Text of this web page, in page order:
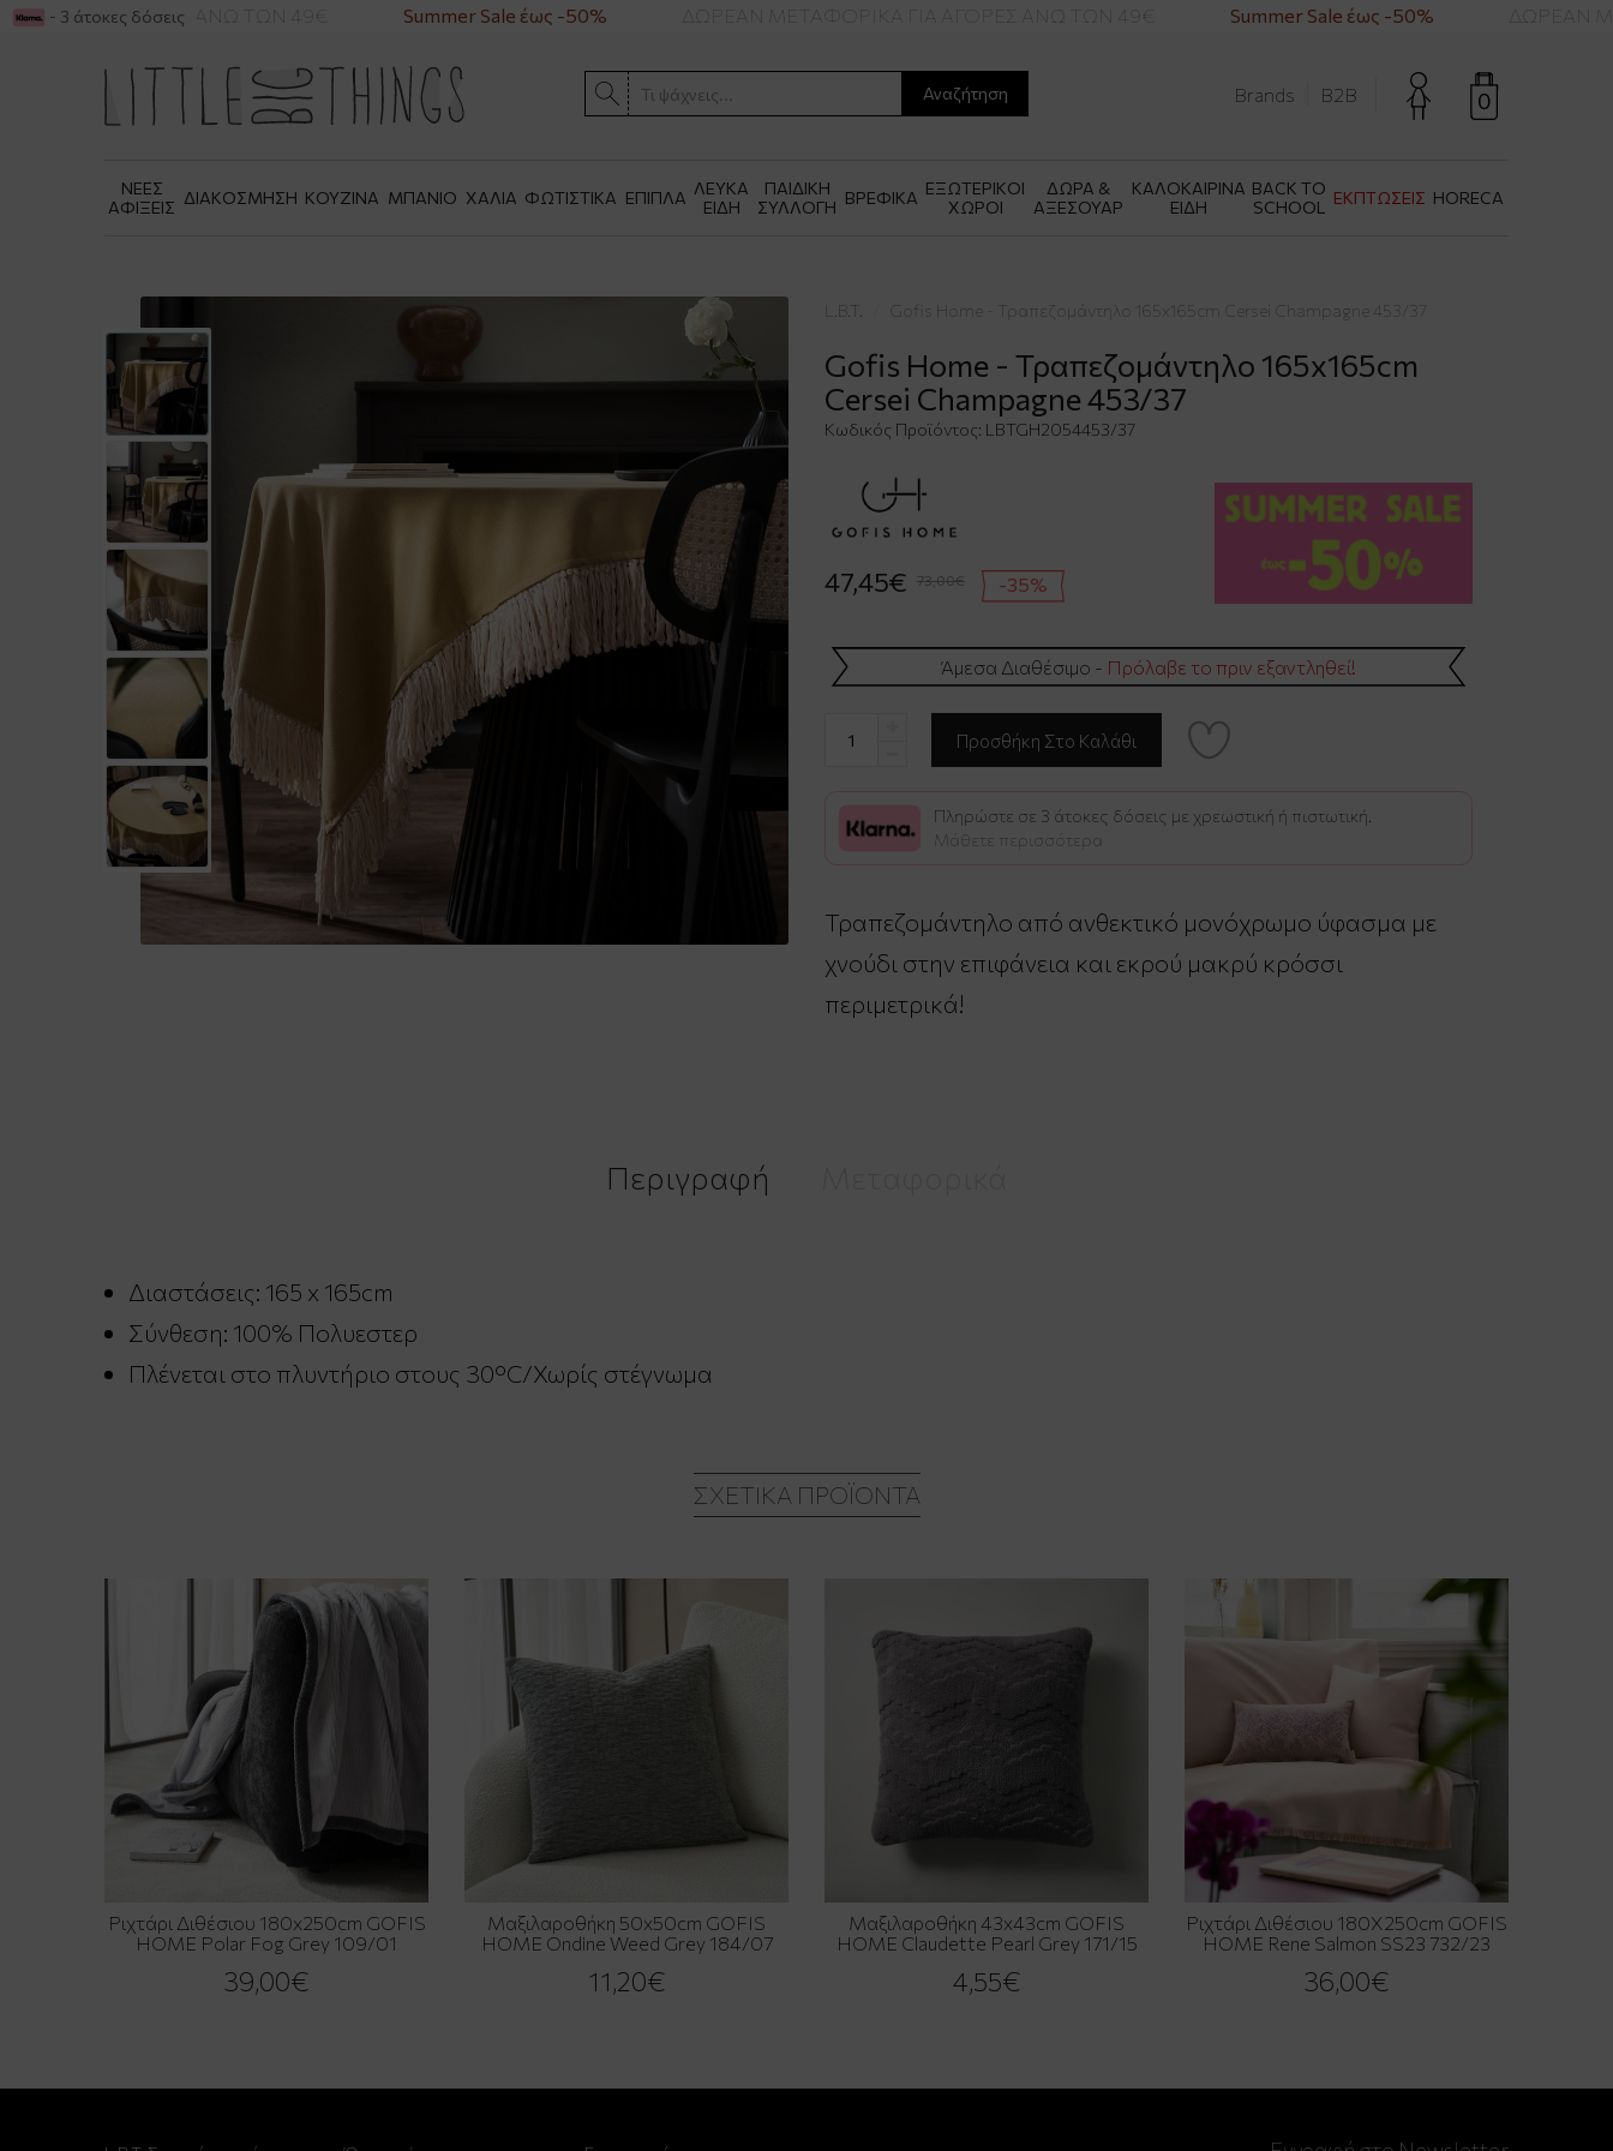
ΓΙΑ ΑΓΟΡΕΣ ΑΝΩ ΤΩΝ 49€ Summer Sale έως -50% ΔΩΡΕΑΝ ΜΕΤΑΦΟΡΙΚΑ ΓΙΑ ΑΓΟΡΕΣ ΑΝΩ ΤΩΝ 49€ Summer Sale έως -50% ΔΩΡΕΑΝ
- 3 άτοκες δόσεις
Αναζήτηση 0
Brands B2B
ΝΕΕΣ
ΑΦΙΞΕΙΣ ΔΙΑΚΟΣΜΗΣΗ ΚΟΥΖΙΝΑ ΜΠΑΝΙΟ ΧΑΛΙΑ ΦΩΤΙΣΤΙΚΑ ΕΠΙΠΛΑ ΛΕΥΚΑ
ΕΙΔΗ
ΠΑΙΔΙΚΗ
ΣΥΛΛΟΓΗ ΒΡΕΦΙΚΑ ΕΞΩΤΕΡΙΚΟΙ
ΧΩΡΟΙ
ΔΩΡΑ &
ΑΞΕΣΟΥΑΡ
ΚΑΛΟΚΑΙΡΙΝΑ
ΕΙΔΗ
BACK TO
SCHOOL
ΕΚΠΤΩΣΕΙΣ HORECA
L.B.T. Gofis Home - Τραπεζομάντηλο 165x165cm Cersei Champagne 453/37
Gofis Home - Τραπεζομάντηλο 165x165cm
Cersei Champagne 453/37
Κωδικός Προϊόντος: LBTGH2054453/37
47,45€ 73,00€ -35%
Άμεσα Διαθέσιμο - Πρόλαβε το πριν εξαντληθεί!
Πληρώστε σε 3 άτοκες δόσεις με χρεωστική ή πιστωτική.
Μάθετε περισσότερα
Τραπεζομάντηλο από ανθεκτικό μονόχρωμο ύφασμα με
χνούδι στην επιφάνεια και εκρού μακρύ κρόσσι
περιμετρικά!
Περιγραφή
Διαστάσεις: 165 x 165cm
Σύνθεση: 100% Πολυεστερ
Πλένεται στο πλυντήριο στους 30°C/Χωρίς στέγνωμα
ΣΧΕΤΙΚΆ ΠΡΟΪΌΝΤΑ
Ριχτάρι Διθέσιου 180x250cm GOFIS
HOME Polar Fog Grey 109/01
39,00€
Μαξιλαροθήκη 50x50cm GOFIS
HOME Ondine Weed Grey 184/07
11,20€
Μαξιλαροθήκη 43x43cm GOFIS
HOME Claudette Pearl Grey 171/15
4,55€
Ριχτάρι Διθέσιου 180X250cm GOFIS
HOME Rene Salmon SS23 732/23
36,00€